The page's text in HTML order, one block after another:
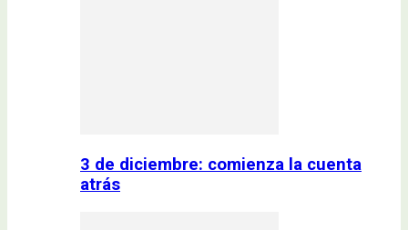
3 de diciembre: comienza la cuenta
atrás